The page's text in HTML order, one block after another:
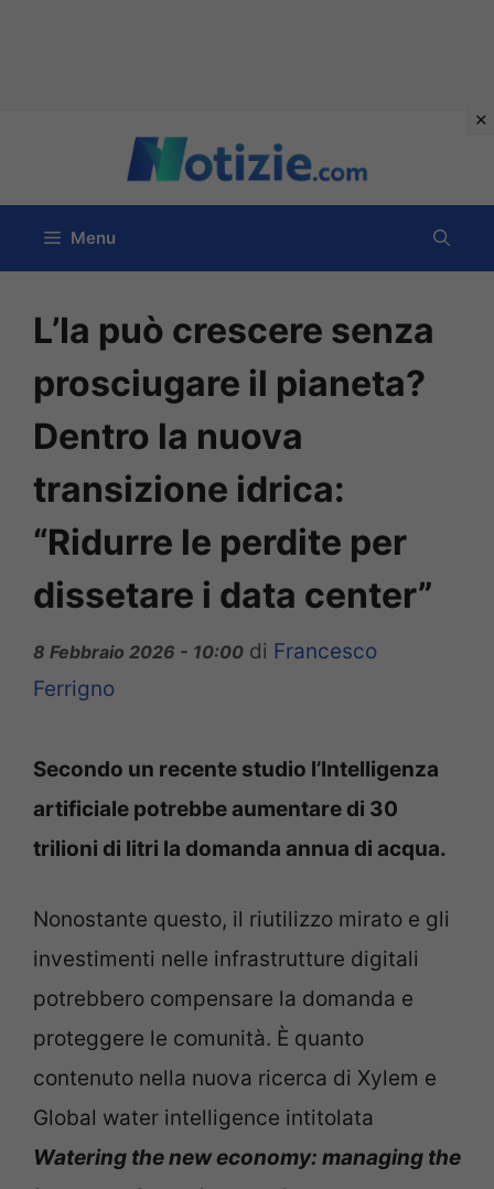
contenuto
Menu
L’Ia può crescere senza
prosciugare il pianeta?
Dentro la nuova
transizione idrica:
“Ridurre le perdite per
dissetare i data center”
8 Febbraio 2026 - 10:00 di Francesco
Ferrigno
Secondo un recente studio l’Intelligenza
artificiale potrebbe aumentare di 30
trilioni di litri la domanda annua di acqua.
Nonostante questo, il riutilizzo mirato e gli
investimenti nelle infrastrutture digitali
potrebbero compensare la domanda e
proteggere le comunità. È quanto
contenuto nella nuova ricerca di Xylem e
Global water intelligence intitolata
Watering the new economy: managing the